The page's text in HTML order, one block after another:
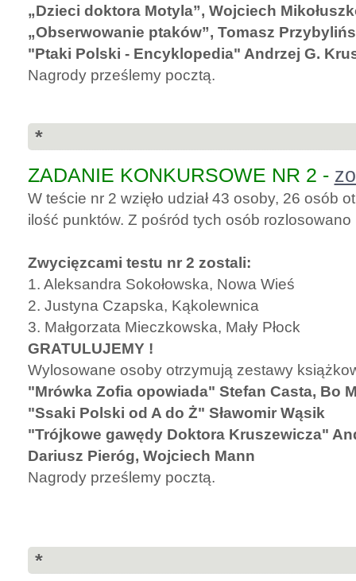
„Dzieci doktora Motyla”, Wojciech
„Obserwowanie ptaków”, Tomasz
"Ptaki Polski - Encyklopedia" Andrzej G.
Nagrody prześlemy pocztą.
*
ZADANIE KONKURSOWE NR 2 -
W teście nr 2 wzięło udział 43 osoby, 26 osób
ilość punktów. Z pośród tych osób rozlosowano
Zwycięzcami testu nr 2 zostali:
1. Aleksandra Sokołowska, Nowa Wieś
2. Justyna Czapska, Kąkolewnica
3. Małgorzata Mieczkowska, Mały Płock
GRATULUJEMY !
Wylosowane osoby otrzymują zestawy
"Mrówka Zofia opowiada" Stefan Casta, Bo
"Ssaki Polski od A do Ż" Sławomir Wąsik
"Trójkowe gawędy Doktora Kruszewicza"
Dariusz Pieróg, Wojciech Mann
Nagrody prześlemy pocztą.
*